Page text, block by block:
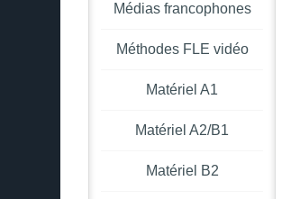
Médias francophones
Méthodes FLE vidéo
Matériel A1
Matériel A2/B1
Matériel B2